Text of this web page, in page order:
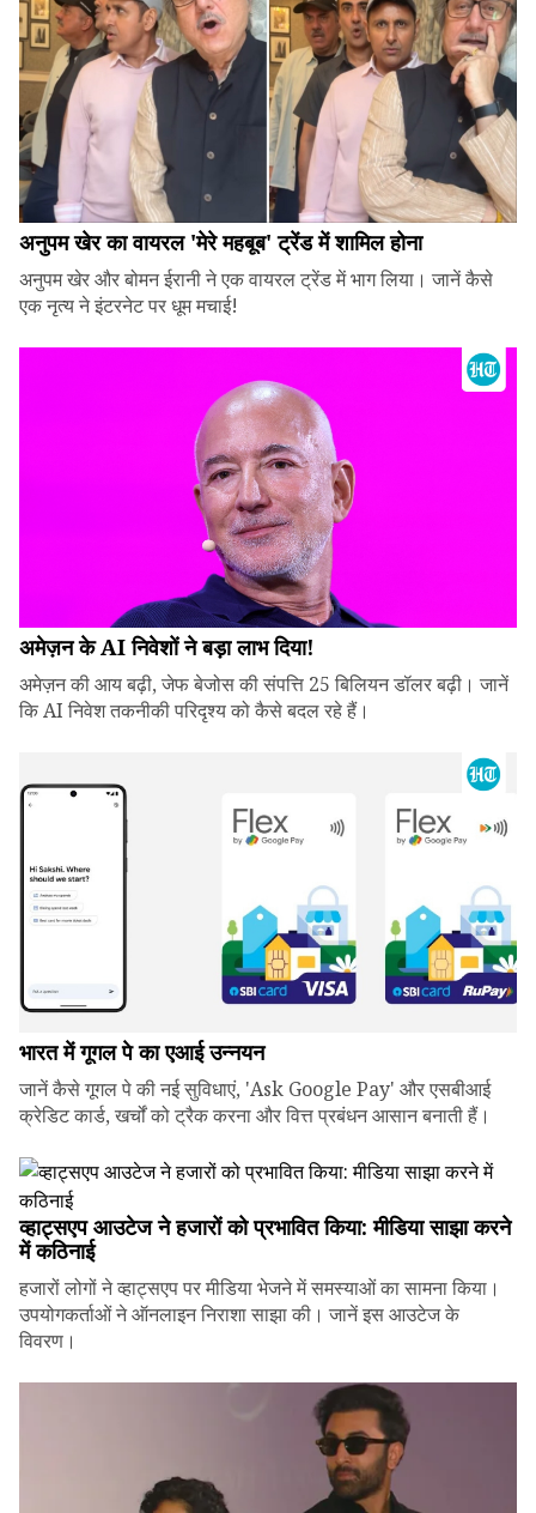
अनुपम खेर का वायरल 'मेरे महबूब' ट्रेंड में शामिल होना
अनुपम खेर और बोमन ईरानी ने एक वायरल ट्रेंड में भाग लिया। जानें कैसे
एक नृत्य ने इंटरनेट पर धूम मचाई!
अमेज़न के AI निवेशों ने बड़ा लाभ दिया!
अमेज़न की आय बढ़ी, जेफ बेजोस की संपत्ति 25 बिलियन डॉलर बढ़ी। जानें
कि AI निवेश तकनीकी परिदृश्य को कैसे बदल रहे हैं।
भारत में गूगल पे का एआई उन्नयन
जानें कैसे गूगल पे की नई सुविधाएं, 'Ask Google Pay' और एसबीआई
क्रेडिट कार्ड, खर्चों को ट्रैक करना और वित्त प्रबंधन आसान बनाती हैं।
व्हाट्सएप आउटेज ने हजारों को प्रभावित किया: मीडिया साझा करने
में कठिनाई
हजारों लोगों ने व्हाट्सएप पर मीडिया भेजने में समस्याओं का सामना किया।
उपयोगकर्ताओं ने ऑनलाइन निराशा साझा की। जानें इस आउटेज के
विवरण।